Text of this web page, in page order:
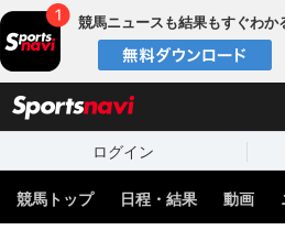
競馬ニュースも結果もすぐわか
ログイン
競馬トップ 日程・結果 動画